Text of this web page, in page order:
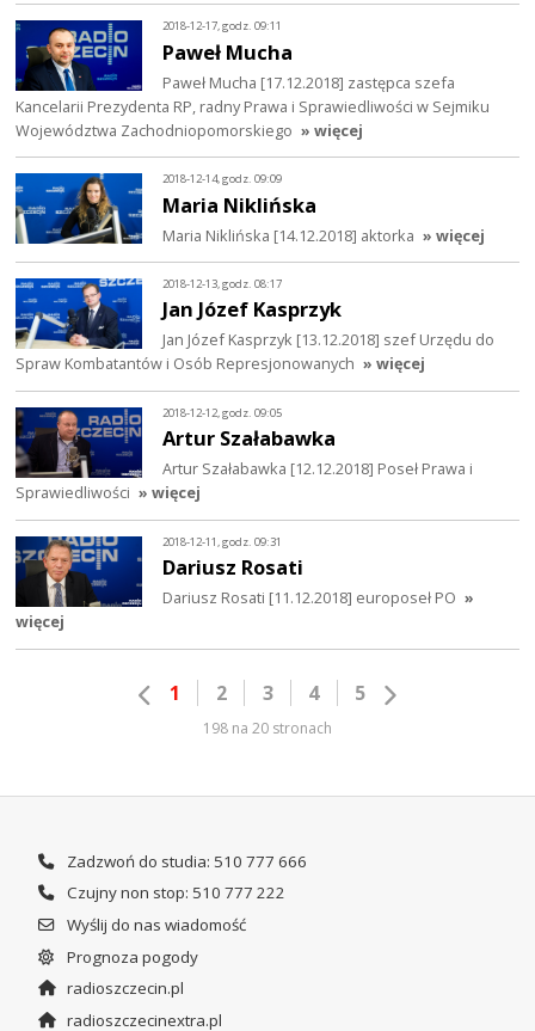
2018-12-17, godz. 09:11
Paweł Mucha
Paweł Mucha [17.12.2018] zastępca szefa
Kancelarii Prezydenta RP, radny Prawa i Sprawiedliwości w Sejmiku
Województwa Zachodniopomorskiego » więcej
2018-12-14, godz. 09:09
Maria Niklińska
Maria Niklińska [14.12.2018] aktorka » więcej
2018-12-13, godz. 08:17
Jan Józef Kasprzyk
Jan Józef Kasprzyk [13.12.2018] szef Urzędu do
Spraw Kombatantów i Osób Represjonowanych » więcej
2018-12-12, godz. 09:05
Artur Szałabawka
Artur Szałabawka [12.12.2018] Poseł Prawa i
Sprawiedliwości » więcej
2018-12-11, godz. 09:31
Dariusz Rosati
Dariusz Rosati [11.12.2018] europoseł PO »
więcej
1 2 3 4 5
198 na 20 stronach
Zadzwoń do studia: 510 777 666
Czujny non stop: 510 777 222
Wyślij do nas wiadomość
Prognoza pogody
radioszczecin.pl
radioszczecinextra.pl